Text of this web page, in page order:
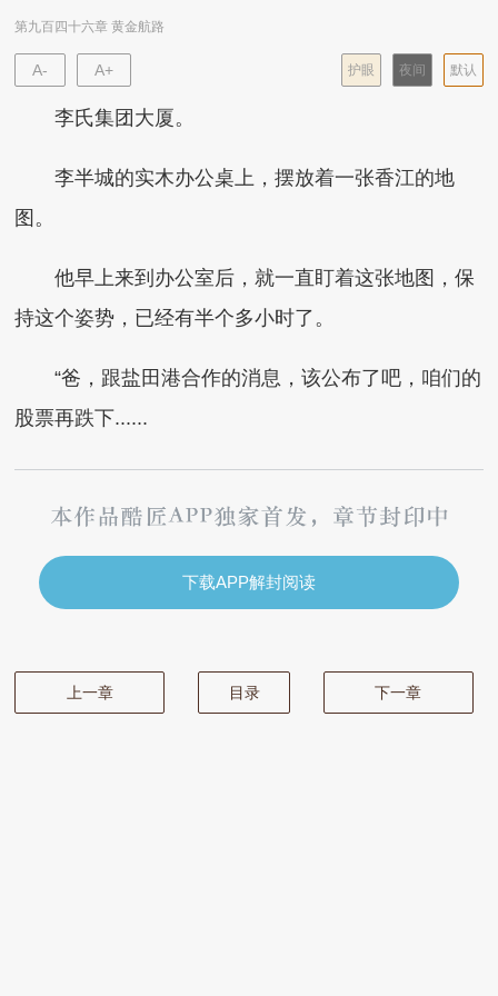
第九百四十六章 黄金航路
A- A+ 默认
夜间
护眼
李氏集团大厦。
李半城的实木办公桌上，摆放着一张香江的地
图。
他早上来到办公室后，就一直盯着这张地图，保
持这个姿势，已经有半个多小时了。
“爸，跟盐田港合作的消息，该公布了吧，咱们的
股票再跌下......
下载APP解封阅读
上一章 目录 下一章